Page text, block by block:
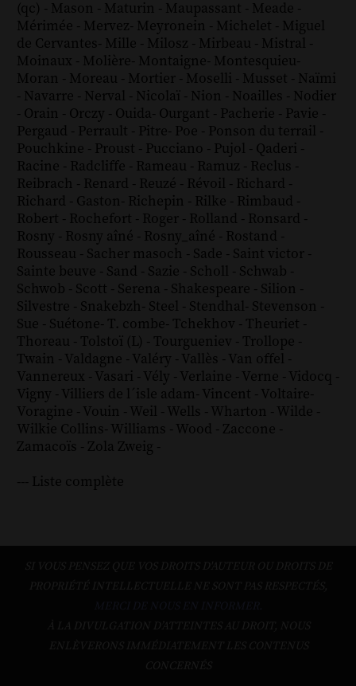
(qc) - Mason - Maturin - Maupassant - Meade -
Mérimée - Mervez- Meyronein - Michelet - Miguel
de Cervantes- Mille - Milosz - Mirbeau - Mistral -
Moinaux - Molière- Montaigne- Montesquieu-
Moran - Moreau - Mortier - Moselli - Musset - Naïmi
- Navarre - Nerval - Nicolaï - Nion - Noailles - Nodier
- Orain - Orczy - Ouida- Ourgant - Pacherie - Pavie -
Pergaud - Perrault - Pitre- Poe - Ponson du terrail -
Pouchkine - Proust - Pucciano - Pujol - Qaderi -
Racine - Radcliffe - Rameau - Ramuz - Reclus -
Reibrach - Renard - Reuzé - Révoil - Richard -
Richard - Gaston- Richepin - Rilke - Rimbaud -
Robert - Rochefort - Roger - Rolland - Ronsard -
Rosny - Rosny aîné - Rosny_aîné - Rostand -
Rousseau - Sacher masoch - Sade - Saint victor -
Sainte beuve - Sand - Sazie - Scholl - Schwab -
Schwob - Scott - Serena - Shakespeare - Silion -
Silvestre - Snakebzh- Steel - Stendhal- Stevenson -
Sue - Suétone- T. combe- Tchekhov - Theuriet -
Thoreau - Tolstoï (L) - Tourgueniev - Trollope -
Twain - Valdagne - Valéry - Vallès - Van offel -
Vannereux - Vasari - Vély - Verlaine - Verne - Vidocq -
Vigny - Villiers de l´isle adam- Vincent - Voltaire-
Voragine - Vouin - Weil - Wells - Wharton - Wilde -
Wilkie Collins- Williams - Wood - Zaccone -
Zamacoïs - Zola Zweig -
--- Liste complète